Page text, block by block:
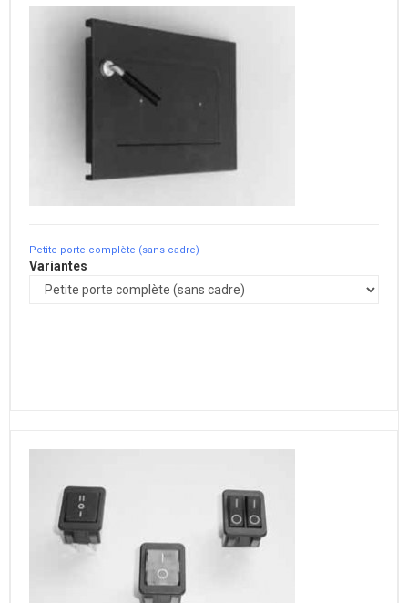
Petite porte complète (sans cadre)
Variantes